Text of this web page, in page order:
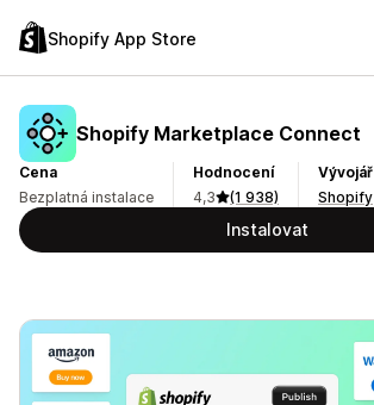
Shopify App Store
Shopify Marketplace Connect
Cena
Bezplatná instalace
Hodnocení
4,3
(1 938)
Vývojář
Shopify
Instalovat